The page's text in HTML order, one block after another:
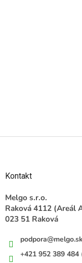
Kontakt
Melgo s.r.o.
Raková 4112 (Areál
023 51 Raková
podpora@melgo.sk
+421 952 389 484